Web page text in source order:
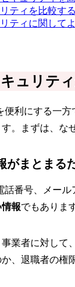
ティを比較す
ティに関して
ュリテ
利にする一
。まずは、な
がまとまる
番号、メー
報でもありま
業者に対して
、退職者の権